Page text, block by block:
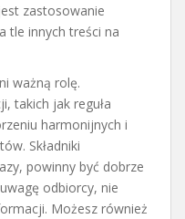
zastosowanie
tle innych treści na
ważną rolę.
takich jak reguła
harmonijnych i
Składniki
powinny być dobrze
odbiorcy, nie
Możesz również